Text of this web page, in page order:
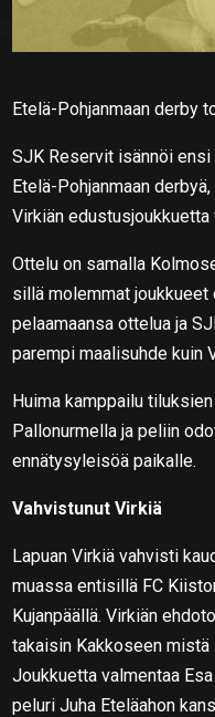
Etelä-Pohjanmaan derby
SJK Reservit isännöi
Etelä-Pohjanmaan
Virkiän edustusjoukkuetta
Ottelu on samalla
sillä molemmat
pelaamaansa ottelua ja
parempi maalisuhde kuin
Huima kamppailu
Pallonurmella ja peliin
ennätysyleisöä paikalle.
Vahvistunut Virkiä
Lapuan Virkiä vahvisti
muassa entisillä FC
Kujanpäällä. Virkiän
takaisin Kakkoseen
Joukkuetta valmentaa
peluri Juha Eteläahon